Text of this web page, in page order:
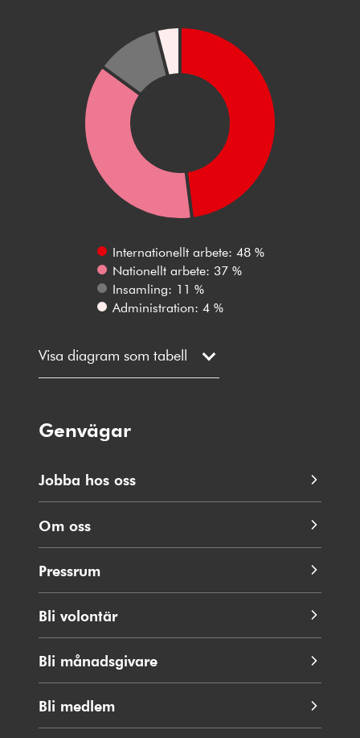
Internationellt arbete: 48 %
Nationellt arbete: 37 %
Insamling: 11 %
Administration: 4 %
Visa diagram som tabell
Genvägar
Jobba hos oss
Om oss
Pressrum
Bli volontär
Bli månadsgivare
Bli medlem